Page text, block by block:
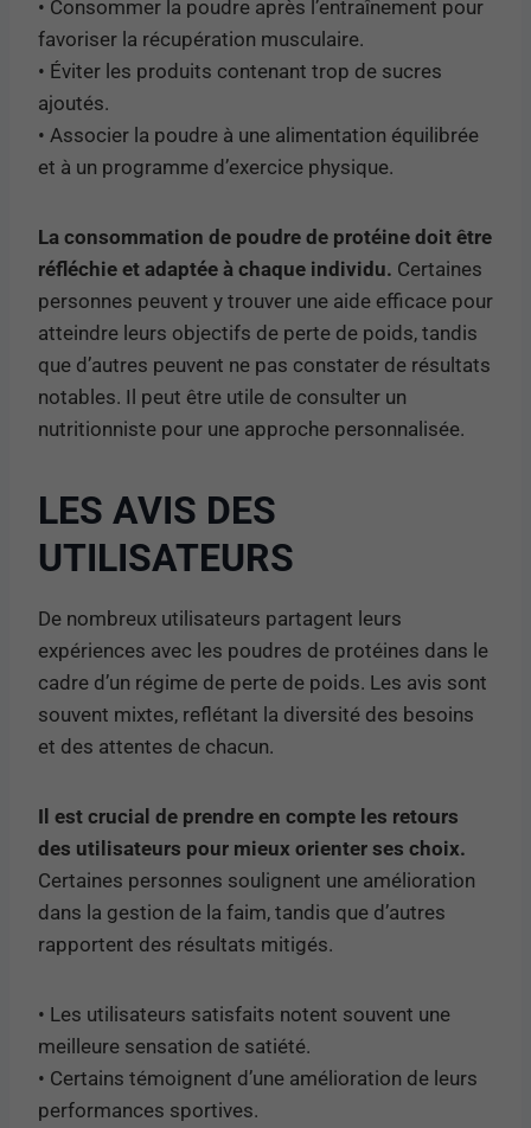
• Consommer la poudre après l’entraînement pour
favoriser la récupération musculaire.
• Éviter les produits contenant trop de sucres
ajoutés.
• Associer la poudre à une alimentation équilibrée
et à un programme d’exercice physique.
La consommation de poudre de protéine doit être
réfléchie et adaptée à chaque individu. Certaines
personnes peuvent y trouver une aide efficace pour
atteindre leurs objectifs de perte de poids, tandis
que d’autres peuvent ne pas constater de résultats
notables. Il peut être utile de consulter un
nutritionniste pour une approche personnalisée.
LES AVIS DES
UTILISATEURS
De nombreux utilisateurs partagent leurs
expériences avec les poudres de protéines dans le
cadre d’un régime de perte de poids. Les avis sont
souvent mixtes, reflétant la diversité des besoins
et des attentes de chacun.
Il est crucial de prendre en compte les retours
des utilisateurs pour mieux orienter ses choix.
Certaines personnes soulignent une amélioration
dans la gestion de la faim, tandis que d’autres
rapportent des résultats mitigés.
• Les utilisateurs satisfaits notent souvent une
meilleure sensation de satiété.
• Certains témoignent d’une amélioration de leurs
performances sportives.